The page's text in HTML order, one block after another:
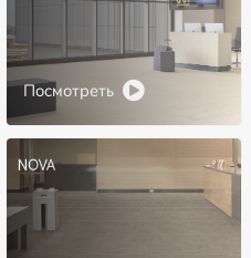
Посмотреть